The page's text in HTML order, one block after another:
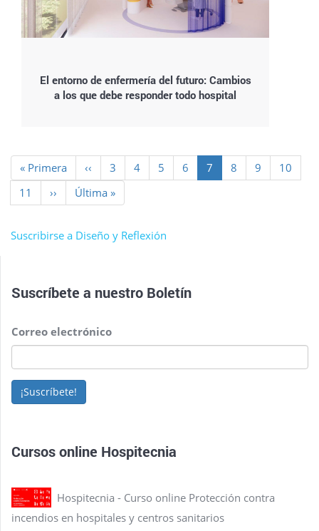
El entorno de enfermería del futuro: Cambios
a los que debe responder todo hospital
Paginación
Primera
página
« Primera
Página
anterior
‹‹ Page
3 Page
4 Page
5 Page
6
Página
actual
7 Page
8 Page
9 Page
10
Page
11
Siguiente
página
››
Última
página
Última »
Suscribirse a Diseño y Reflexión
Suscríbete a nuestro Boletín
Correo electrónico
¡Suscríbete!
Cursos online Hospitecnia
Hospitecnia - Curso online Protección contra
incendios en hospitales y centros sanitarios